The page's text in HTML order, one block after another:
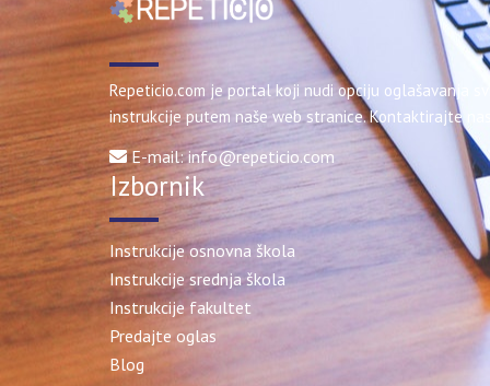
Repeticio.com je portal koji nudi opciju oglašavanja
instrukcije putem naše web stranice. Kontaktirajte
E-mail: info@repeticio.com
Izbornik
Instrukcije osnovna škola
Instrukcije srednja škola
Instrukcije fakultet
Predajte oglas
Blog